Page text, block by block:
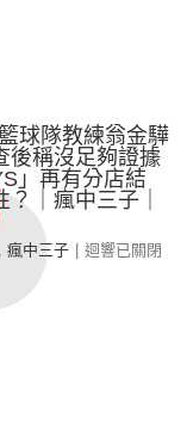
球隊教練翁金驊
後稱沒足夠證據
」再有分店結
｜瘋中三子｜
, 瘋中三子 迴響已關閉